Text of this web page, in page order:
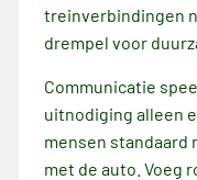
treinverbindingen
drempel voor
Communicatie
uitnodiging alleen
mensen standaard
met de auto. Voeg